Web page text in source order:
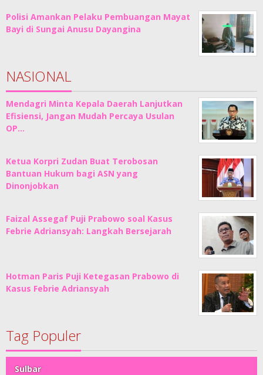
Polisi Amankan Pelaku Pembuangan Mayat
Bayi di Sungai Anusu Dayangina
NASIONAL
Mendagri Minta Kepala Daerah Lanjutkan
Efisiensi, Jangan Mudah Percaya Usulan
OP…
Ketua Korpri Zudan Buat Terobosan
Bantuan Hukum bagi ASN yang
Dinonjobkan
Faizal Assegaf Puji Prabowo soal Kasus
Febrie Adriansyah: Langkah Bersejarah
Hotman Paris Puji Ketegasan Prabowo di
Kasus Febrie Adriansyah
Tag Populer
Sulbar